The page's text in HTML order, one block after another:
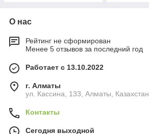
О нас
Рейтинг не сформирован
Менее 5 отзывов за последний год
Работает с 13.10.2022
г. Алматы
ул. Кассина, 133, Алматы, Казахстан
Контакты
Сегодня выходной